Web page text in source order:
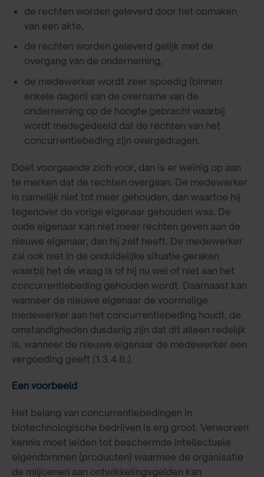
de rechten worden geleverd door het opmaken
van een akte,
de rechten worden geleverd gelijk met de
overgang van de onderneming,
de medewerker wordt zeer spoedig (binnen
enkele dagen) van de overname van de
onderneming op de hoogte gebracht waarbij
wordt medegedeeld dat de rechten van het
concurrentiebeding zijn overgedragen.
Doet voorgaande zich voor, dan is er weinig op aan
te merken dat de rechten overgaan. De medewerker
is namelijk niet tot meer gehouden, dan waartoe hij
tegenover de vorige eigenaar gehouden was. De
oude eigenaar kan niet meer rechten geven aan de
nieuwe eigenaar, dan hij zelf heeft. De medewerker
zal ook niet in de onduidelijke situatie geraken
waarbij het de vraag is of hij nu wel of niet aan het
concurrentiebeding gehouden wordt. Daarnaast kan
wanneer de nieuwe eigenaar de voormalige
medewerker aan het concurrentiebeding houdt, de
omstandigheden dusdanig zijn dat dit alleen redelijk
is, wanneer de nieuwe eigenaar de medewerker een
vergoeding geeft (1.3.4.6.).
Een voorbeeld
Het belang van concurrentiebedingen in
biotechnologische bedrijven is erg groot. Verworven
kennis moet leiden tot beschermde intellectuele
eigendommen (producten) waarmee de organisatie
de miljoenen aan ontwikkelingsgelden kan